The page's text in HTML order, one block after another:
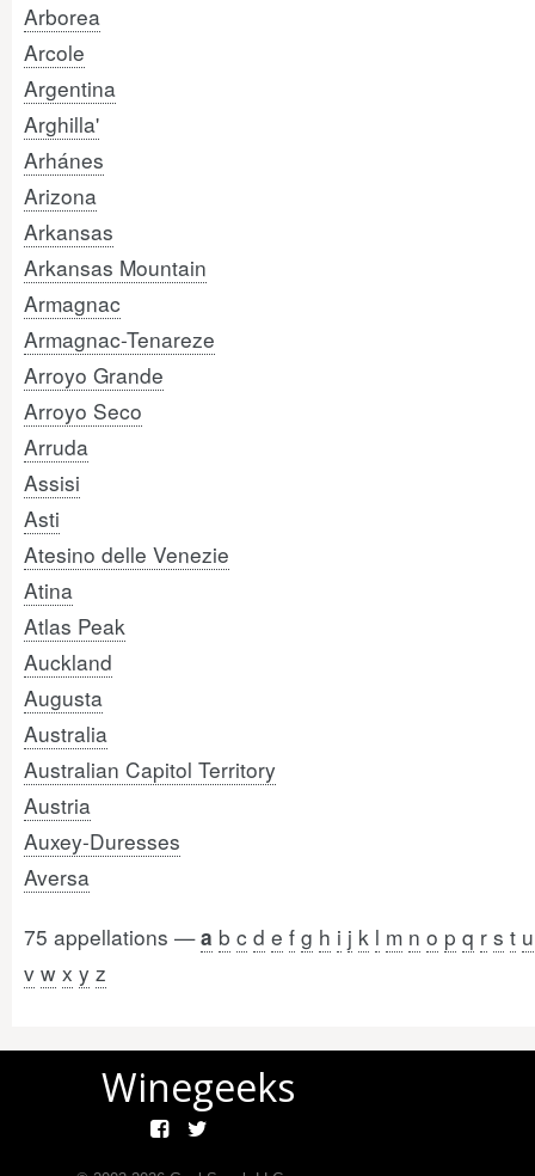
Arborea
Arcole
Argentina
Arghilla'
Arhánes
Arizona
Arkansas
Arkansas Mountain
Armagnac
Armagnac-Tenareze
Arroyo Grande
Arroyo Seco
Arruda
Assisi
Asti
Atesino delle Venezie
Atina
Atlas Peak
Auckland
Augusta
Australia
Australian Capitol Territory
Austria
Auxey-Duresses
Aversa
75 appellations —a b c d e f g h i j k l m n o p q r s t u
v w x y z
Winegeeks